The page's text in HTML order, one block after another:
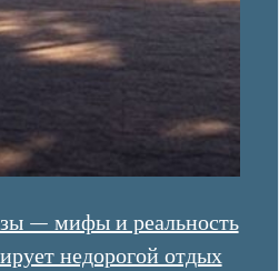
— мифы и реальность
недорогой отдых